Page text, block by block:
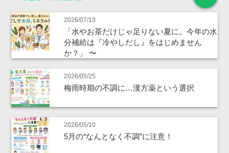
2026/07/13
「水やお茶だけじゃ足りない夏に。今年の水
分補給は『冷やしだし』をはじめません
か？」 〜
2026/05/25
梅雨時期の不調に…漢方薬という選択
2026/05/10
5月の“なんとなく不調”に注意！